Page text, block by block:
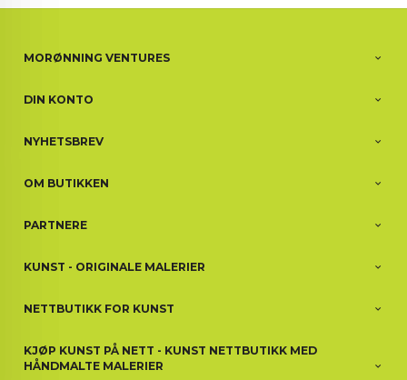
MORØNNING VENTURES
DIN KONTO
NYHETSBREV
OM BUTIKKEN
PARTNERE
KUNST - ORIGINALE MALERIER
NETTBUTIKK FOR KUNST
KJØP KUNST PÅ NETT - KUNST NETTBUTIKK MED
HÅNDMALTE MALERIER